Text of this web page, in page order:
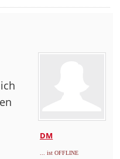
DM
... ist OFFLINE